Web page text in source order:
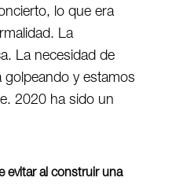
lo que era
La
La necesidad de
y estamos
2020 ha sido un
evitar al construir una